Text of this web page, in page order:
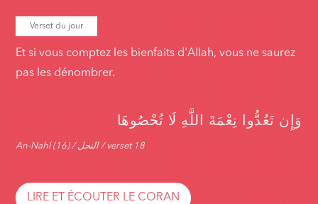
Verset du jour
Et si vous comptez les bienfaits d'Allah, vous ne saurez
pas les dénombrer.
وَإِن تَعُدُّوا نِعْمَةَ اللَّهِ لَا تُحْصُوهَا
An-Nahl (16) / النحل / verset 18
LIRE ET ÉCOUTER LE CORAN